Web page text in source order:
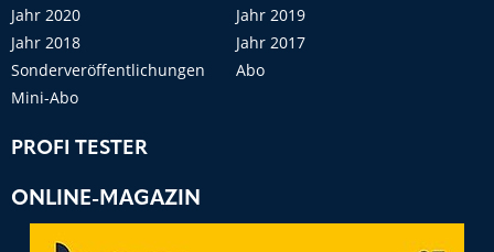
Jahr 2020
Jahr 2019
Jahr 2018
Jahr 2017
Sonderveröffentlichungen
Abo
Mini-Abo
PROFI TESTER
ONLINE-MAGAZIN